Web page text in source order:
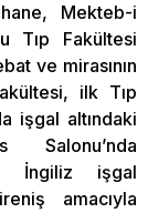
Mekteb-i
Tıp Fakültesi
ve mirasının
ilk Tıp
işgal altındaki
Salonu’nda
İngiliz işgal
amacıyla